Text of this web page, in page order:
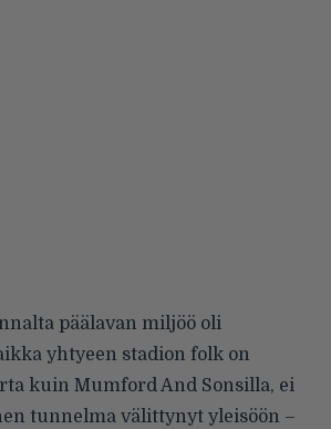
päälavan miljöö oli
yhtyeen stadion folk on
kuin Mumford And Sonsilla, ei
tunnelma välittynyt yleisöön –